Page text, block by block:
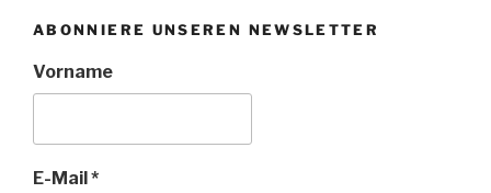
ABONNIERE UNSEREN NEWSLETTER
Vorname
E-Mail*